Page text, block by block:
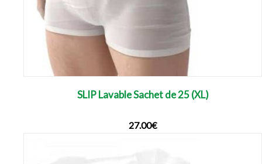
SLIP Lavable Sachet de 25 (XL)
27.00€